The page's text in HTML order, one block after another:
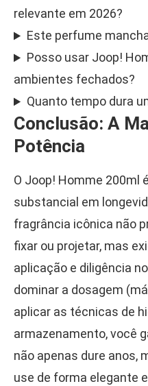
relevante em 2026?
Este perfume
Posso usar Joop!
ambientes fechados?
Quanto tempo dura
Conclusão: A
Potência
O Joop! Homme 200ml
substancial em
fragrância icônica não
fixar ou projetar, mas
aplicação e diligência
dominar a dosagem
aplicar as técnicas de
armazenamento, você
não apenas dure anos,
use de forma elegante